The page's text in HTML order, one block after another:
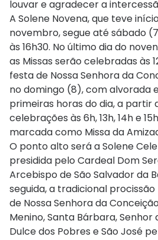
louvar e agradecer a
A Solene Novena, que teve
novembro, segue até sábado
às 16h30. No último dia do
as Missas serão celebradas às
festa de Nossa Senhora da
no domingo (8), com alvorada
primeiras horas do dia, a partir
celebrações às 6h, 13h, 14h e
marcada como Missa da
O ponto alto será a Solene
presidida pelo Cardeal Dom
Arcebispo de São Salvador da
seguida, a tradicional
de Nossa Senhora da
Menino, Santa Bárbara, Senhor
Dulce dos Pobres e São José